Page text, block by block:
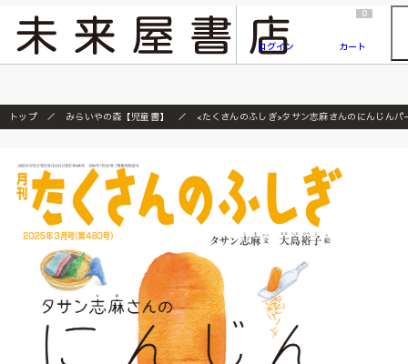
『ONE PIECE magazine 021 ONE PIECEカード付き同梱版』発売延期のご案内
ログイン
0
カート
トップ みらいやの森【児童書】 <たくさんのふしぎ>タサン志麻さんのにんじん